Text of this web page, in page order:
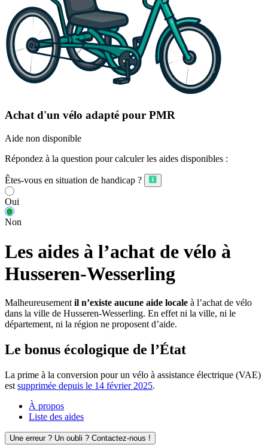
Achat d'un vélo adapté pour PMR
Aide non disponible
Répondez à la question pour calculer les aides disponibles :
Êtes-vous en situation de handicap ?
Oui
Non
Les aides à l’achat de vélo à
Husseren-Wesserling
Malheureusement il n’existe aucune aide locale à l’achat de vélo
dans la ville de Husseren-Wesserling. En effet ni la ville, ni le
département, ni la région ne proposent d’aide.
Le bonus écologique de l’État
La prime à la conversion pour un vélo à assistance électrique (VAE)
est supprimée depuis le 14 février 2025.
À propos
Liste des aides
Une erreur ? Un oubli ? Contactez-nous !